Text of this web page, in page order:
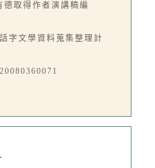
德取得作者演講稿編
字文學資料蒐集整理計